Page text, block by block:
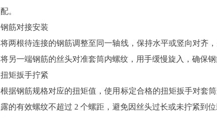
配。
钢筋对接安装
将两根待连接的钢筋调整至同一轴线，保持水平或竖向对齐
将另一端钢筋的丝头对准套筒内螺纹，用手缓慢旋入，确保
扭矩扳手拧紧
根据钢筋规格对应的扭矩值，使用标定合格的扭矩扳手对套
露的有效螺纹不超过 2 个螺距，避免因丝头过长或未拧紧到位